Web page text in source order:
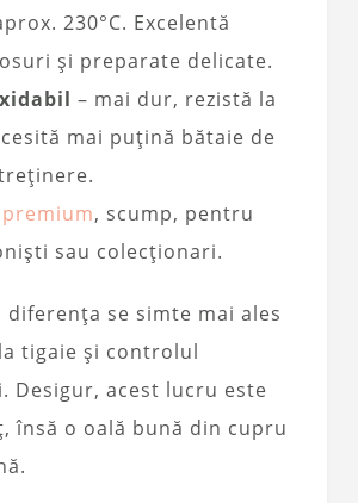
230°C. Excelentă
și preparate delicate.
– mai dur, rezistă la
mai puțină bătaie de
premium, scump, pentru
sau colecționari.
se simte mai ales
tigaie și controlul
Desigur, acest lucru este
însă o oală bună din cupru